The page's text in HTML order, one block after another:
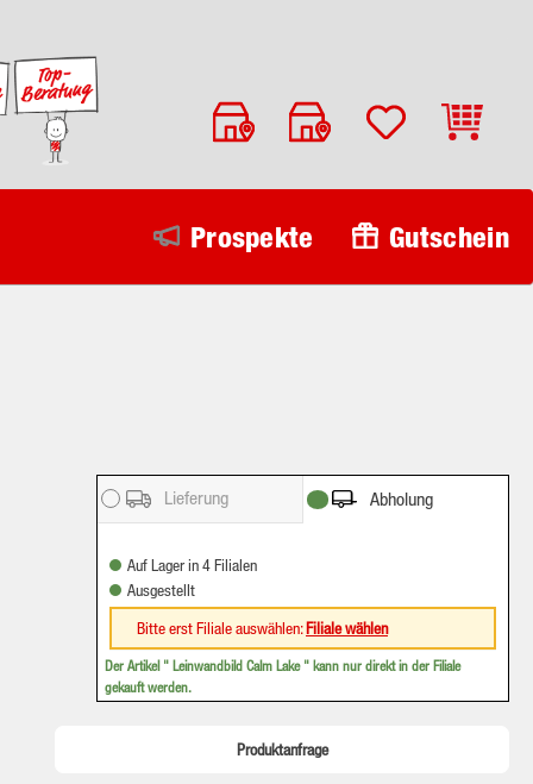
Prospekte Gutschein
Lieferung Abholung
Auf Lager in 4 Filialen
Ausgestellt
Bitte erst Filiale auswählen:Filiale wählen
Der Artikel " Leinwandbild Calm Lake" kann nur direkt in der Filiale
gekauft werden.
Produktanfrage